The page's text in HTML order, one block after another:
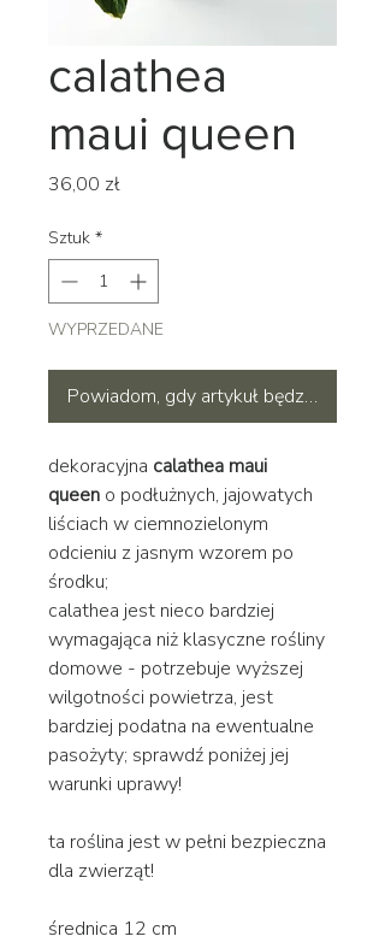
calathea
maui queen
36,00 złCena
Sztuk *
WYPRZEDANE
Powiadom, gdy artykuł będzie
dekoracyjna calathea maui
queen o podłużnych, jajowatych
liściach w ciemnozielonym
odcieniu z jasnym wzorem po
środku;
calathea jest nieco bardziej
wymagająca niż klasyczne rośliny
domowe - potrzebuje wyższej
wilgotności powietrza, jest
bardziej podatna na ewentualne
pasożyty; sprawdź poniżej jej
warunki uprawy!
ta roślina jest w pełni bezpieczna
dla zwierząt!
średnica 12 cm